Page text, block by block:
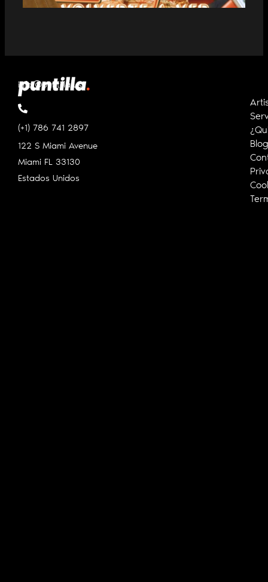
info@puntilla.us
(+1) 786 741 2897
122 S Miami Avenue
Miami FL 33130
Estados Unidos